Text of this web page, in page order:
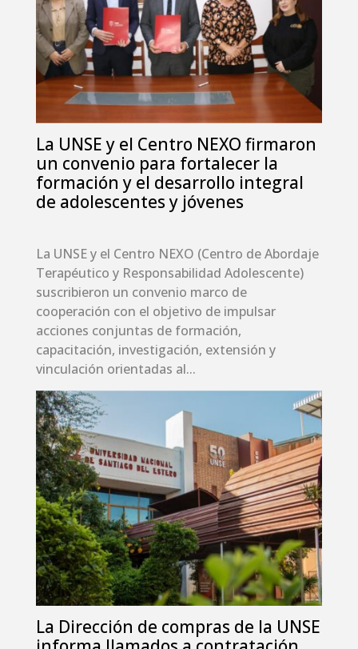
La UNSE y el Centro NEXO firmaron
un convenio para fortalecer la
formación y el desarrollo integral
de adolescentes y jóvenes
La UNSE y el Centro NEXO (Centro de Abordaje
Terapéutico y Responsabilidad Adolescente)
suscribieron un convenio marco de
cooperación con el objetivo de impulsar
acciones conjuntas de formación,
capacitación, investigación, extensión y
vinculación orientadas al...
La Dirección de compras de la UNSE